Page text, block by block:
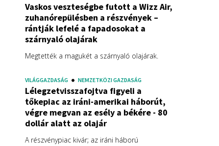
Vaskos veszteségbe futott a Wizz Air,
zuhanórepülésben a részvények –
rántják lefelé a fapadosokat a
szárnyaló olajárak
Megtették a magukét a szárnyaló olajárak.
VILÁGGAZDASÁG NEMZETKÖZI GAZDASÁG
Lélegzetvisszafojtva figyeli a
tőkepiac az iráni-amerikai háborút,
végre megvan az esély a békére - 80
dollár alatt az olajár
A részvénypiac kivár; az iráni háború